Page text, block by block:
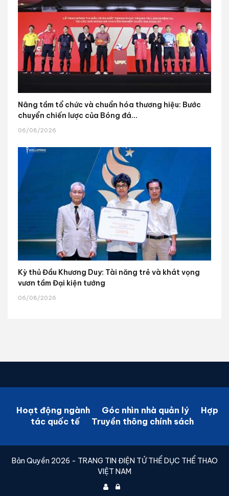
Nâng tầm tổ chức và chuẩn hóa thương hiệu: Bước
chuyển chiến lược của Bóng đá...
06/08/2026
Kỳ thủ Đầu Khương Duy: Tài năng trẻ và khát vọng
vươn tầm Đại kiện tướng
06/08/2026
Hoạt động ngành Góc nhìn nhà quản lý
Hợp
tác quốc tế
Truyền thông chính sách
Bản Quyền 2026 - TRANG TIN ĐIỆN TỬ THỂ DỤC THỂ THAO
VIỆT NAM